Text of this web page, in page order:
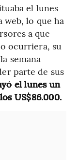
el lunes
web, lo que ha
a que
ocurriera, su
semana
parte de sus
el lunes un
US$86.000.